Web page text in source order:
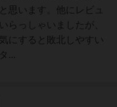
思います。他にレビュ
らっしゃいましたが、
にすると敗北しやすい
...